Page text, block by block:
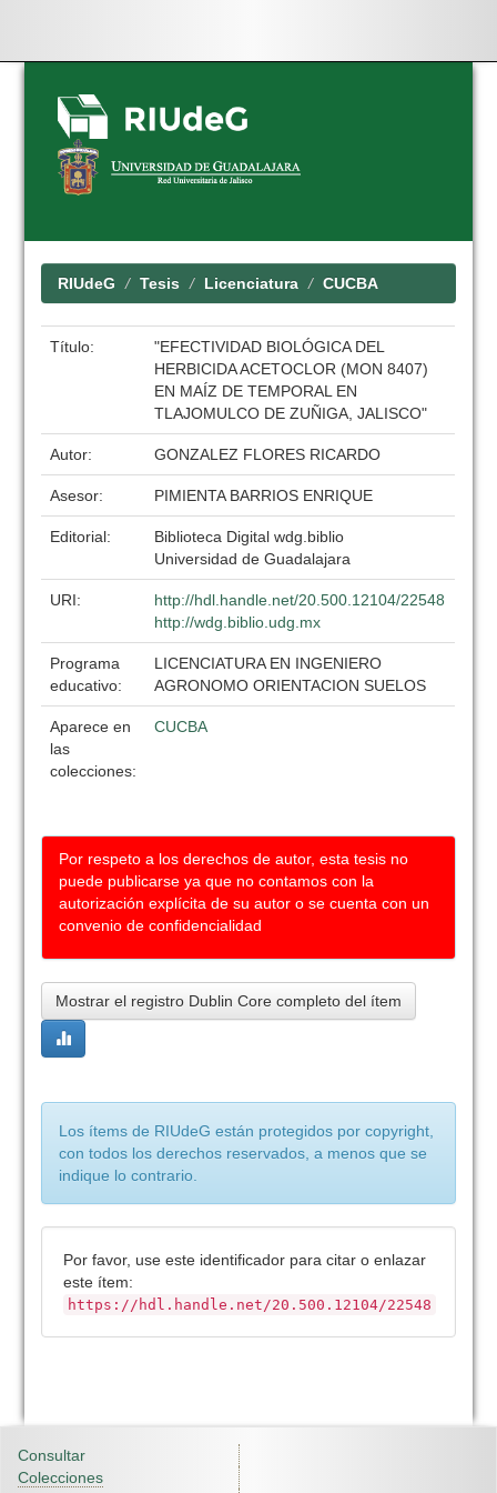
Skip
navigation
RIUdeG Tesis Licenciatura CUCBA
Título:
"EFECTIVIDAD BIOLÓGICA DEL
HERBICIDA ACETOCLOR (MON 8407)
EN MAÍZ DE TEMPORAL EN
TLAJOMULCO DE ZUÑIGA, JALISCO"
Autor: GONZALEZ FLORES RICARDO
Asesor: PIMIENTA BARRIOS ENRIQUE
Editorial:
Biblioteca Digital wdg.biblio
Universidad de Guadalajara
URI:
http://hdl.handle.net/20.500.12104/22548
http://wdg.biblio.udg.mx
Programa
educativo:
LICENCIATURA EN INGENIERO
AGRONOMO ORIENTACION SUELOS
Aparece en
las
colecciones:
CUCBA
Por respeto a los derechos de autor, esta tesis no
puede publicarse ya que no contamos con la
autorización explícita de su autor o se cuenta con un
convenio de confidencialidad
Mostrar el registro Dublin Core completo del ítem
Los ítems de RIUdeG están protegidos por copyright,
con todos los derechos reservados, a menos que se
indique lo contrario.
Por favor, use este identificador para citar o enlazar
este ítem:
https://hdl.handle.net/20.500.12104/22548
Consultar
Colecciones